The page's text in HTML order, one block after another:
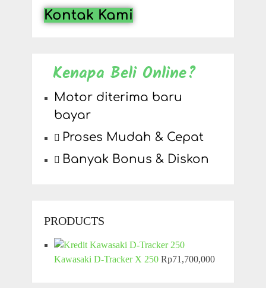
Kontak Kami
Kenapa Beli Online?
Motor diterima baru
bayar
Proses Mudah & Cepat
Banyak Bonus & Diskon
PRODUCTS
Kawasaki D-Tracker X 250 Rp71,700,000